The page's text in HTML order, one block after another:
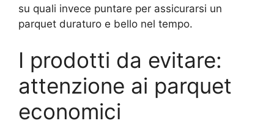
su quali invece puntare per assicurarsi un
parquet duraturo e bello nel tempo.
I prodotti da evitare:
attenzione ai parquet
economici